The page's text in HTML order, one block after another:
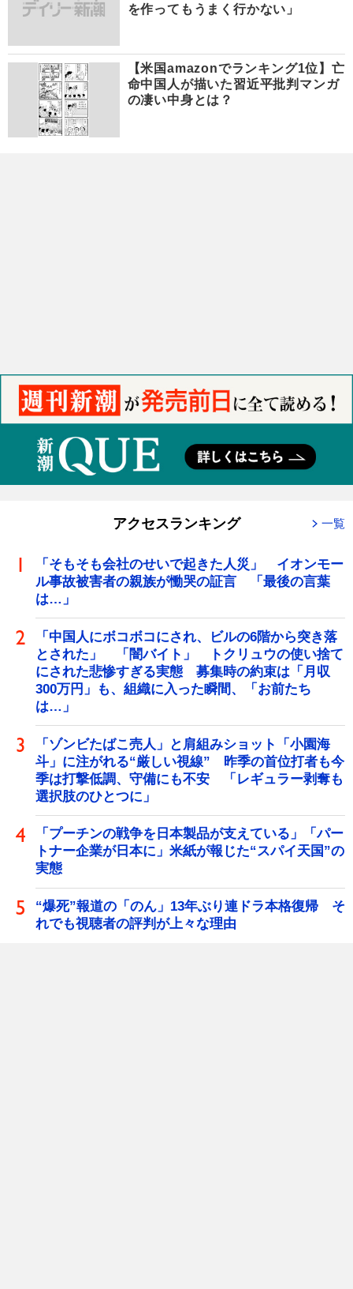
を作ってもうまく行かない」
【米国amazonでランキング1位】亡
命中国人が描いた習近平批判マンガ
の凄い中身とは？
アクセスランキング 一覧
「そもそも会社のせいで起きた人災」 イオンモー
ル事故被害者の親族が慟哭の証言 「最後の言葉
は…」
「中国人にボコボコにされ、ビルの6階から突き落
とされた」 「闇バイト」 トクリュウの使い捨て
にされた悲惨すぎる実態 募集時の約束は「月収
300万円」も、組織に入った瞬間、「お前たち
は…」
「ゾンビたばこ売人」と肩組みショット「小園海
斗」に注がれる“厳しい視線” 昨季の首位打者も今
季は打撃低調、守備にも不安 「レギュラー剥奪も
選択肢のひとつに」
「プーチンの戦争を日本製品が支えている」「パー
トナー企業が日本に」米紙が報じた“スパイ天国”の
実態
“爆死”報道の「のん」13年ぶり連ドラ本格復帰 そ
れでも視聴者の評判が上々な理由